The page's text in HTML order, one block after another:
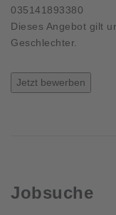
035141893380
Dieses Angebot gilt
Geschlechter.
Jetzt bewerben
Jobsuche